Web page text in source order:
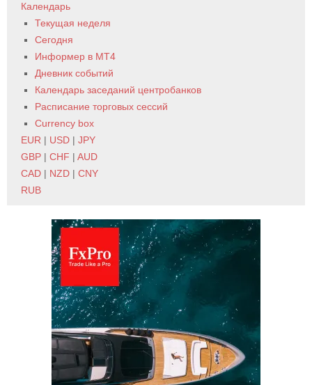
Календарь
Текущая неделя
Сегодня
Информер в MT4
Дневник событий
Календарь заседаний центробанков
Расписание торговых сессий
Currency box
EUR | USD | JPY
GBP | CHF | AUD
CAD | NZD | CNY
RUB